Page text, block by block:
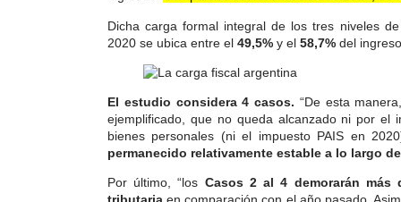
Dicha carga formal integral de los tres niveles
2020 se ubica entre el 49,5% y el 58,7% del
El estudio considera 4 casos. “De esta
ejemplificado, que no queda alcanzado ni por
bienes personales (ni el impuesto PAIS en
permanecido relativamente estable a lo largo
Por último, “los Casos 2 al 4 demorarán más